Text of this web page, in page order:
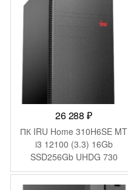
26 288₽
ПК IRU Home 310H6SE MT
i3 12100 (3.3) 16Gb
SSD256Gb UHDG 730
FreeDOS GbitEth 400W
черный (1994644)